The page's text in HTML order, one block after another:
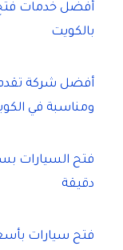
أفضل خدمات
بالكويت
أفضل شركة
ومناسبة في
دقيقة
فتح سيارات بأسعار تبدأ من 5